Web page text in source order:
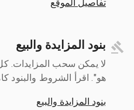
بنود المزايدة والبيع
لا يمكن سحب المزايدات.
هو". اقرأ الشروط والبنود
بنود المزايدة والبيع